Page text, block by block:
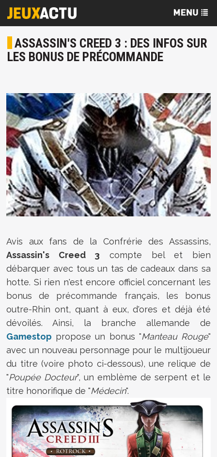
ASSASSIN'S CREED 3 : DES INFOS SUR
LES BONUS DE PRÉCOMMANDE
Avis aux fans de la Confrérie des Assassins,
Assassin's Creed 3 compte bel et bien
débarquer avec tous un tas de cadeaux dans sa
hotte. Si rien n'est encore officiel concernant les
bonus de précommande français, les bonus
outre-Rhin ont, quant à eux, d'ores et déjà été
dévoilés. Ainsi, la branche allemande de
Gamestop propose un bonus "Manteau Rouge"
avec un nouveau personnage pour le multijoueur
du titre (voire photo ci-dessous), une relique de
"Poupée Docteur", un emblème de serpent et le
titre honorifique de "Médecin".